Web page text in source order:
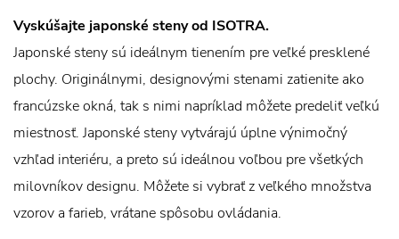
Vyskúšajte japonské steny od ISOTRA.
Japonské steny sú ideálnym tienením pre veľké presklené
plochy. Originálnymi, designovými stenami zatienite ako
francúzske okná, tak s nimi napríklad môžete predeliť veľkú
miestnosť. Japonské steny vytvárajú úplne výnimočný
vzhľad interiéru, a preto sú ideálnou voľbou pre všetkých
milovníkov designu. Môžete si vybrať z veľkého množstva
vzorov a farieb, vrátane spôsobu ovládania.